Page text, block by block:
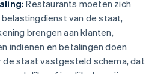
Restaurants moeten zich
van de staat,
brengen aan klanten,
indienen en betalingen doen
de staat vastgesteld schema, dat